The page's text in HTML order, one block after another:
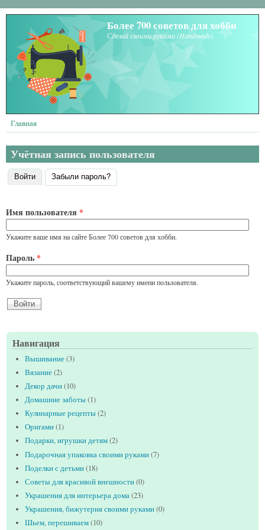
Перейти к основному содержанию
Более 700 советов для хобби
Сделай своими руками (Handmade)
Главная
Учётная запись пользователя
Главные вкладки
Войти (активная вкладка)
Забыли пароль?
Имя пользователя *
Укажите ваше имя на сайте Более 700 советов для хобби.
Пароль *
Укажите пароль, соответствующий вашему имени пользователя.
Навигация
Вышивание(3)
Вязание(2)
Декор дачи(10)
Домашние заботы(1)
Кулинарные рецепты(2)
Оригами(1)
Подарки, игрушки детям(2)
Подарочная упаковка своими руками(7)
Поделки с детьми(18)
Советы для красивой внешности(0)
Украшения для интерьера дома(23)
Украшения, бижутерия своими руками(0)
Шьем, перешиваем(10)